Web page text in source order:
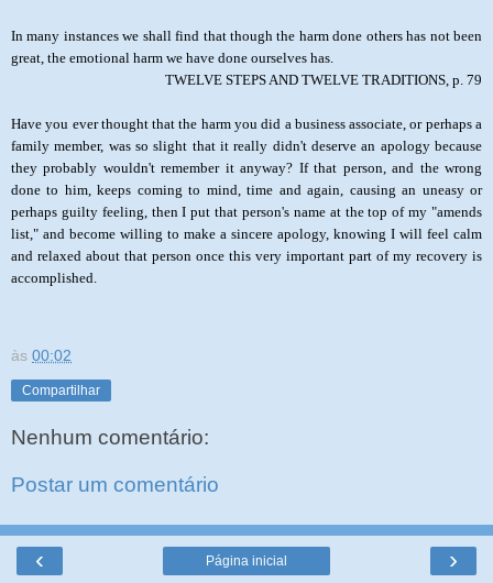
In many instances we shall find that though the harm done others has not been
great, the emotional harm we have done ourselves has.
TWELVE STEPS AND TWELVE TRADITIONS, p. 79
Have you ever thought that the harm you did a business associate, or perhaps a
family member, was so slight that it really didn't deserve an apology because
they probably wouldn't remember it anyway? If that person, and the wrong
done to him, keeps coming to mind, time and again, causing an uneasy or
perhaps guilty feeling, then I put that person's name at the top of my "amends
list," and become willing to make a sincere apology, knowing I will feel calm
and relaxed about that person once this very important part of my recovery is
accomplished.
às 00:02
Compartilhar
Nenhum comentário:
Postar um comentário
‹ ›
Página inicial